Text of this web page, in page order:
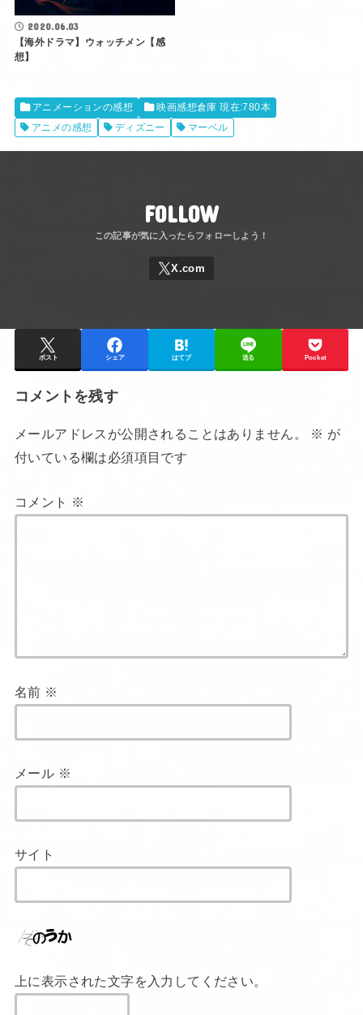
2020.06.03
【海外ドラマ】ウォッチメン【感
想】
アニメーションの感想
映画感想倉庫 現在:780本
アニメの感想
ディズニー マーベル
FOLLOW
ポスト シェア はてブ 送る Pocket
コメントを残す
メールアドレスが公開されることはありません。 ※ が
付いている欄は必須項目です
コメント ※
名前 ※
メール ※
サイト
上に表示された文字を入力してください。